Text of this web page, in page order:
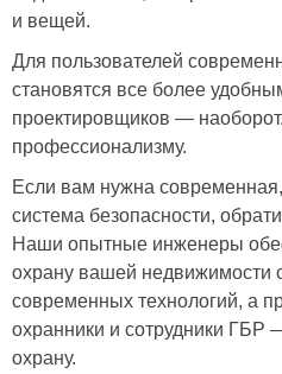
и вещей.
Для пользователей
становятся все более
проектировщиков —
профессионализму.
Если вам нужна
система безопасности,
Наши опытные инженеры
охрану вашей недвижимости
современных технологий, а
охранники и сотрудники ГБР
охрану.